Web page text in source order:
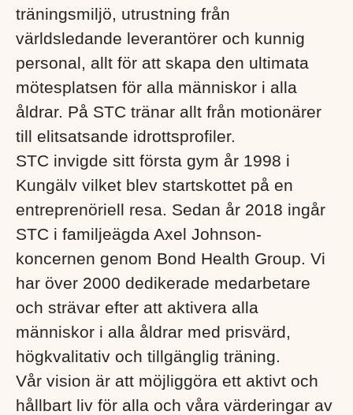
träningsmiljö, utrustning från
världsledande leverantörer och kunnig
personal, allt för att skapa den ultimata
mötesplatsen för alla människor i alla
åldrar. På STC tränar allt från motionärer
till elitsatsande idrottsprofiler.
STC invigde sitt första gym år 1998 i
Kungälv vilket blev startskottet på en
entreprenöriell resa. Sedan år 2018 ingår
STC i familjeägda Axel Johnson-
koncernen genom Bond Health Group. Vi
har över 2000 dedikerade medarbetare
och strävar efter att aktivera alla
människor i alla åldrar med prisvärd,
högkvalitativ och tillgänglig träning.
Vår vision är att möjliggöra ett aktivt och
hållbart liv för alla och våra värderingar av